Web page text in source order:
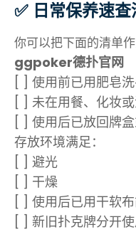
✅ 日常保养速查
你可以把下面的清单
ggpoker德扑官网
[ ] 使用前已用肥皂
[ ] 未在用餐、化妆
[ ] 使用后已放回牌
存放环境满足：
[ ] 避光
[ ] 干燥
[ ] 使用后已用干软布
[ ] 新旧扑克牌分开